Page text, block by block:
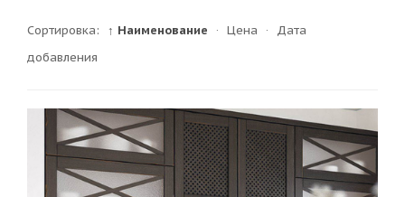
Сортировка: ↑ Наименование · Цена ·
Дата
добавления